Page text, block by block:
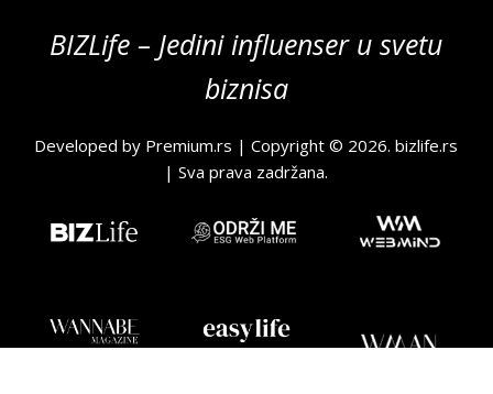
BIZLife – Jedini influenser u svetu
biznisa
Developed by Premium.rs | Copyright © 2026.bizlife.rs
| Sva prava zadržana.